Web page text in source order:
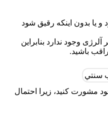
و یا بدون اینکه رقیق شود
آلرژی وجود ندارد بنابراین
باشید.
مشورت کنید، زیرا احتمال